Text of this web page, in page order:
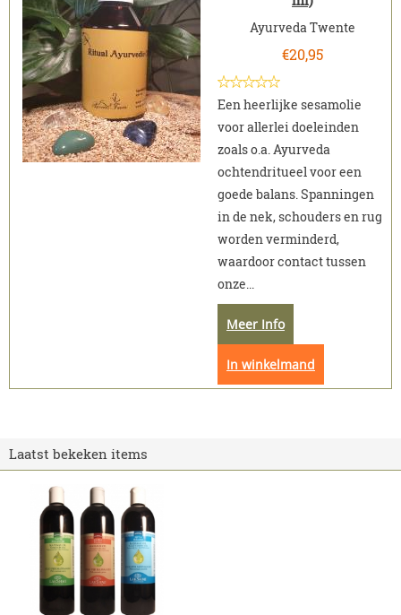
Ayurveda Twente
€20,95
Een heerlijke sesamolie
voor allerlei doeleinden
zoals o.a. Ayurveda
ochtendritueel voor een
goede balans. Spanningen
in de nek, schouders en rug
worden verminderd,
waardoor contact tussen
onze...
Meer Info
In winkelmand
Laatst bekeken items